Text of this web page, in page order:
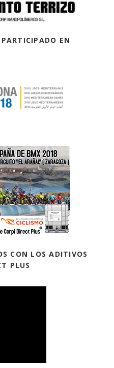
EN
CON LOS ADITIVOS
PLUS